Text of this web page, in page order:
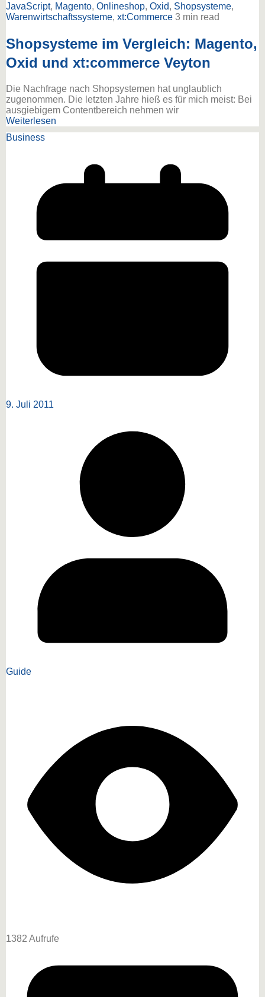
JavaScript, Magento, Onlineshop, Oxid, Shopsysteme,
Warenwirtschaftssysteme, xt:Commerce 3 min read
Shopsysteme im Vergleich: Magento,
Oxid und xt:commerce Veyton
Die Nachfrage nach Shopsystemen hat unglaublich
zugenommen. Die letzten Jahre hieß es für mich meist: Bei
ausgiebigem Contentbereich nehmen wir
Weiterlesen
Business
9. Juli 2011
Guide
1382 Aufrufe